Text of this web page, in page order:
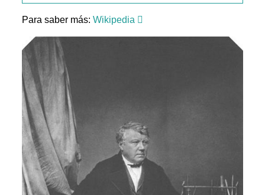
Para saber más:Wikipedia